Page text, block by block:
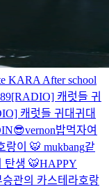
KARA After school
[RADIO] 캐럿들 귀
캐럿들 귀대귀대
vernon밥먹자여
랑이 🐯 mukbang같
탄생 🐯HAPPY
관의 카스테라호랑